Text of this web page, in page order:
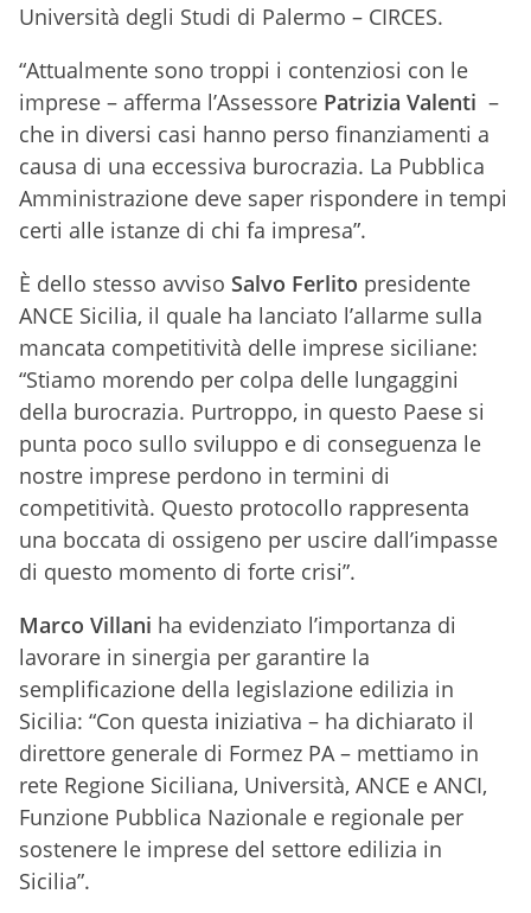
Università degli Studi di Palermo – CIRCES.
“Attualmente sono troppi i contenziosi con le
imprese – afferma l’Assessore Patrizia Valenti –
che in diversi casi hanno perso finanziamenti a
causa di una eccessiva burocrazia. La Pubblica
Amministrazione deve saper rispondere in tempi
certi alle istanze di chi fa impresa”.
È dello stesso avviso Salvo Ferlito presidente
ANCE Sicilia, il quale ha lanciato l’allarme sulla
mancata competitività delle imprese siciliane:
“Stiamo morendo per colpa delle lungaggini
della burocrazia. Purtroppo, in questo Paese si
punta poco sullo sviluppo e di conseguenza le
nostre imprese perdono in termini di
competitività. Questo protocollo rappresenta
una boccata di ossigeno per uscire dall’impasse
di questo momento di forte crisi”.
Marco Villani ha evidenziato l’importanza di
lavorare in sinergia per garantire la
semplificazione della legislazione edilizia in
Sicilia: “Con questa iniziativa – ha dichiarato il
direttore generale di Formez PA – mettiamo in
rete Regione Siciliana, Università, ANCE e ANCI,
Funzione Pubblica Nazionale e regionale per
sostenere le imprese del settore edilizia in
Sicilia”.